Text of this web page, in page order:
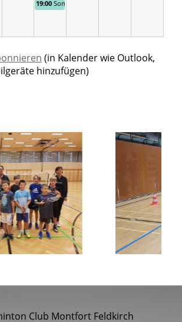
19:00 Sommertraining, Allgemeines Training
(in Kalender wie Outlook,
hinzufügen)
Club Montfort Feldkirch